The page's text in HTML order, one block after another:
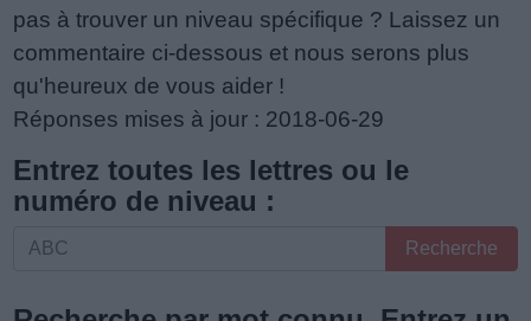
pas à trouver un niveau spécifique ? Laissez un
commentaire ci-dessous et nous serons plus
qu'heureux de vous aider !
Réponses mises à jour : 2018-06-29
Entrez toutes les lettres ou le
numéro de niveau :
Entrez
les
Recherche